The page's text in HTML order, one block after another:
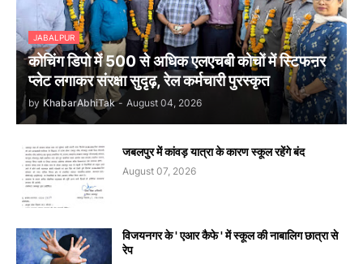
JABALPUR
कोचिंग डिपो में 500 से अधिक एलएचबी कोचों में स्टिफऩर
प्लेट लगाकर संरक्षा सुदृढ़, रेल कर्मचारी पुरस्कृत
by KhabarAbhiTak - August 04, 2026
जबलपुर में कांवड़ यात्रा के कारण स्कूल रहेंगे बंद
August 07, 2026
विजयनगर के ' एआर कैफे ' में स्कूल की नाबालिग छात्रा से
रेप